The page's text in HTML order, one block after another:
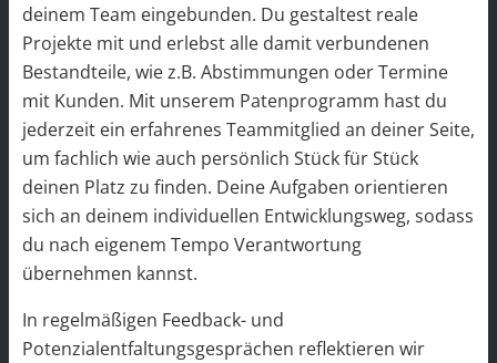
deinem Team eingebunden. Du gestaltest reale
Projekte mit und erlebst alle damit verbundenen
Bestandteile, wie z.B. Abstimmungen oder Termine
mit Kunden. Mit unserem Patenprogramm hast du
jederzeit ein erfahrenes Teammitglied an deiner Seite,
um fachlich wie auch persönlich Stück für Stück
deinen Platz zu finden. Deine Aufgaben orientieren
sich an deinem individuellen Entwicklungsweg, sodass
du nach eigenem Tempo Verantwortung
übernehmen kannst.
In regelmäßigen Feedback- und
Potenzialentfaltungsgesprächen reflektieren wir